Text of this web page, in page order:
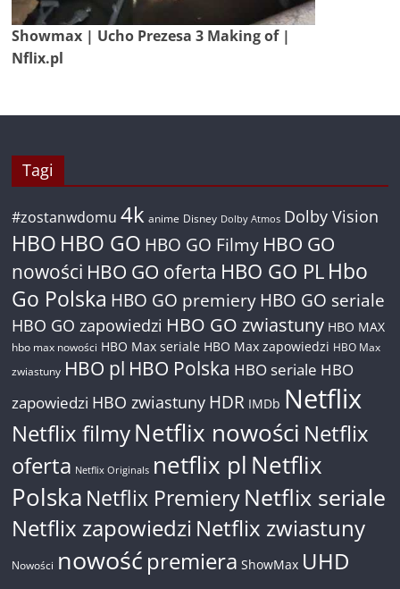
Showmax | Ucho Prezesa 3 Making of |
Nflix.pl
Tagi
#zostanwdomu 4k anime Disney Dolby Atmos Dolby Vision
HBO HBO GO HBO GO Filmy HBO GO
nowości HBO GO oferta HBO GO PL Hbo
Go Polska HBO GO premiery HBO GO seriale
HBO GO zapowiedzi HBO GO zwiastuny HBO MAX
hbo max nowości HBO Max seriale HBO Max zapowiedzi HBO Max
zwiastuny HBO pl HBO Polska HBO seriale HBO
zapowiedzi HBO zwiastuny HDR IMDb Netflix
Netflix filmyNetflix nowości Netflix
oferta Netflix Originals netflix pl Netflix
Polska Netflix PremieryNetflix seriale
Netflix zapowiedzi Netflix zwiastuny
Nowości nowość premiera ShowMax UHD